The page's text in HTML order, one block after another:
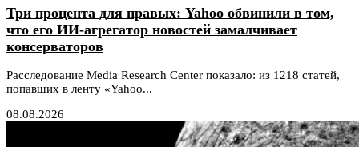
Три процента для правых: Yahoo обвинили в том,
что его ИИ-агрегатор новостей замалчивает
консерваторов
Расследование Media Research Center показало: из 1218 статей,
попавших в ленту «Yahoo...
08.08.2026